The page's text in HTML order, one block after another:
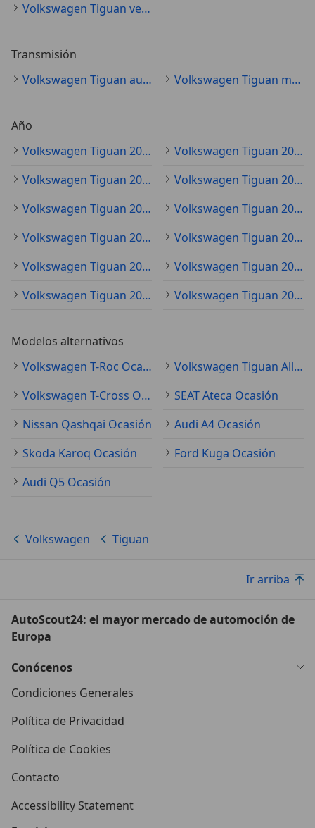
Volkswagen Tiguan verde
Transmisión
Volkswagen Tiguan automático
Volkswagen Tiguan manual
Año
Volkswagen Tiguan 2022
Volkswagen Tiguan 2021
Volkswagen Tiguan 2020
Volkswagen Tiguan 2019
Volkswagen Tiguan 2017
Volkswagen Tiguan 2023
Volkswagen Tiguan 2018
Volkswagen Tiguan 2024
Volkswagen Tiguan 2025
Volkswagen Tiguan 2016
Volkswagen Tiguan 2026
Volkswagen Tiguan 2015
Modelos alternativos
Volkswagen T-Roc Ocasión
Volkswagen Tiguan Allspace Ocasión
Volkswagen T-Cross Ocasión
SEAT Ateca Ocasión
Nissan Qashqai Ocasión
Audi A4 Ocasión
Skoda Karoq Ocasión
Ford Kuga Ocasión
Audi Q5 Ocasión
Volkswagen Tiguan
Ir arriba
AutoScout24: el mayor mercado de automoción de
Europa
Conócenos
Condiciones Generales
Política de Privacidad
Política de Cookies
Contacto
Accessibility Statement